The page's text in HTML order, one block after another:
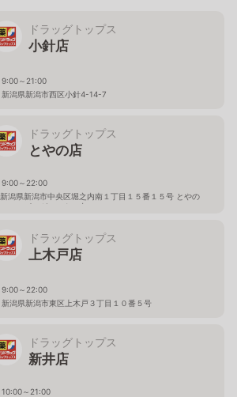
ドラッグトップス
小針店
9:00～21:00
新潟県新潟市西区小針4-14-7
ドラッグトップス
とやの店
9:00～22:00
新潟県新潟市中央区堀之内南１丁目１５番１５号 とやの
ショッピングセンター内
ドラッグトップス
上木戸店
9:00～22:00
新潟県新潟市東区上木戸３丁目１０番５号
ドラッグトップス
新井店
10:00～21:00